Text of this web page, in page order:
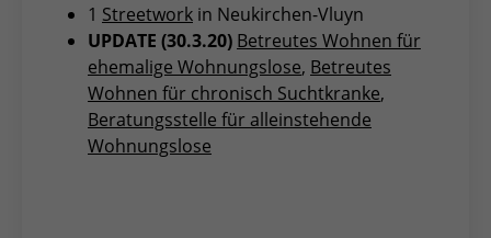
1 Streetwork in Neukirchen-Vluyn
UPDATE (30.3.20) Betreutes Wohnen für
ehemalige Wohnungslose, Betreutes
Wohnen für chronisch Suchtkranke,
Beratungsstelle für alleinstehende
Wohnungslose